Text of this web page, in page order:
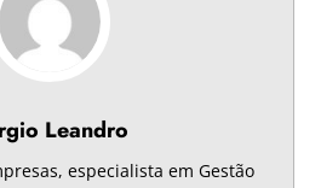
Leandro
especialista em Gestão